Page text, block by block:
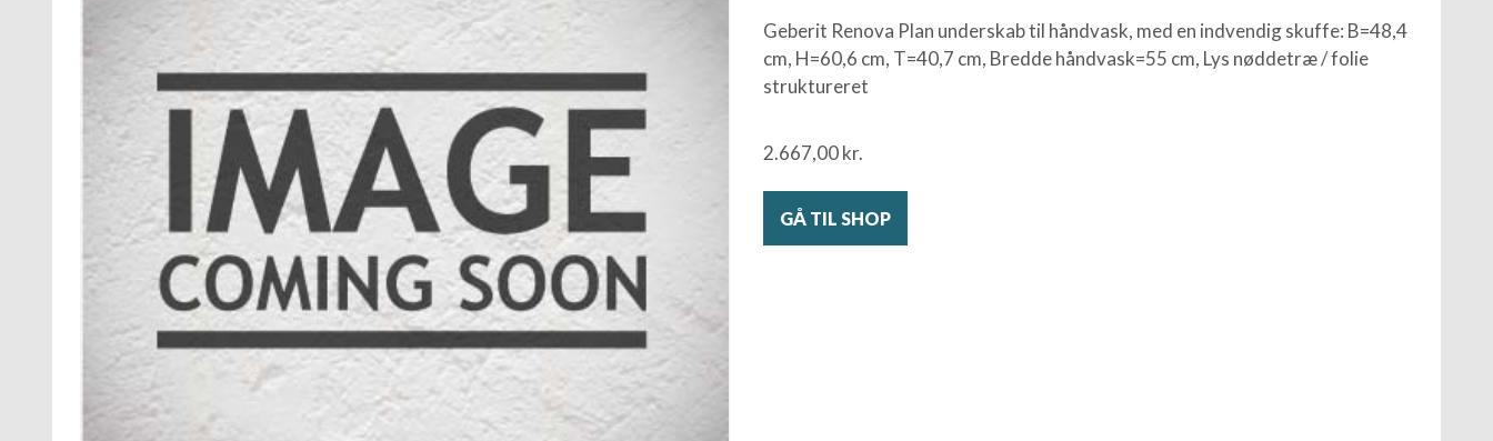
Geberit Renova Plan underskab til håndvask, med en indvendig skuffe: B=48,4
cm, H=60,6 cm, T=40,7 cm, Bredde håndvask=55 cm, Lys nøddetræ / folie
struktureret
2.667,00kr.
GÅ TIL SHOP